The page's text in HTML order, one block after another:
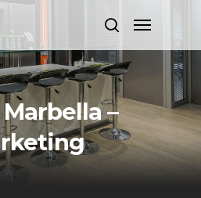
search
Menu
–